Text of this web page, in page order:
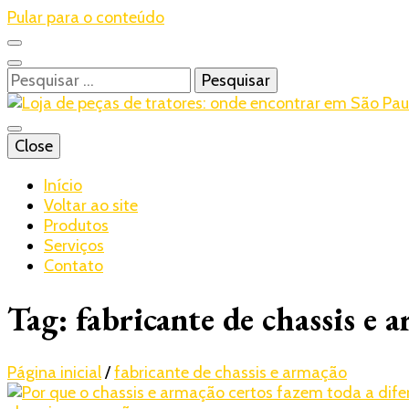
Pular para o conteúdo
Pesquisar
por:
Realtrac
Blog – Realtrac
Close
Início
Voltar ao site
Produtos
Serviços
Contato
Tag: fabricante de chassis e
Página inicial/fabricante de chassis e armação